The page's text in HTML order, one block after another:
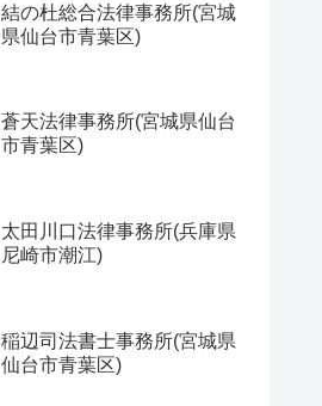
結の杜総合法律事務所(宮城
県仙台市青葉区)
蒼天法律事務所(宮城県仙台
市青葉区)
太田川口法律事務所(兵庫県
尼崎市潮江)
稲辺司法書士事務所(宮城県
仙台市青葉区)